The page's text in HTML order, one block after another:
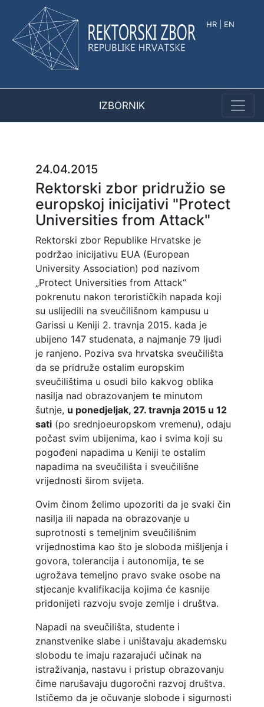
HR EN
IZBORNIK
24.04.2015
Rektorski zbor pridružio se
europskoj inicijativi "Protect
Universities from Attack"
Rektorski zbor Republike Hrvatske je
podržao inicijativu EUA (European
University Association) pod nazivom
„Protect Universities from Attack“
pokrenutu nakon terorističkih napada koji
su uslijedili na sveučilišnom kampusu u
Garissi u Keniji 2. travnja 2015. kada je
ubijeno 147 studenata, a najmanje 79 ljudi
je ranjeno. Poziva sva hrvatska sveučilišta
da se pridruže ostalim europskim
sveučilištima u osudi bilo kakvog oblika
nasilja nad obrazovanjem te minutom
šutnje, u ponedjeljak, 27. travnja 2015 u 12
sati (po srednjoeuropskom vremenu), odaju
počast svim ubijenima, kao i svima koji su
pogođeni napadima u Keniji te ostalim
napadima na sveučilišta i sveučilišne
vrijednosti širom svijeta.
Ovim činom želimo upozoriti da je svaki čin
nasilja ili napada na obrazovanje u
suprotnosti s temeljnim sveučilišnim
vrijednostima kao što je sloboda mišljenja i
govora, tolerancija i autonomija, te se
ugrožava temeljno pravo svake osobe na
stjecanje kvalifikacija kojima će kasnije
pridonijeti razvoju svoje zemlje i društva.
Napadi na sveučilišta, studente i
znanstvenike slabe i uništavaju akademsku
slobodu te imaju razarajući učinak na
istraživanja, nastavu i pristup obrazovanju
čime narušavaju dugoročni razvoj društva.
Ističemo da je očuvanje slobode i sigurnosti